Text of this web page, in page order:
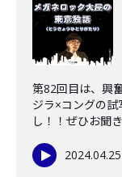
第82回目は、興
ジラ×コングの
し！！ぜひお聞
2024.04.25